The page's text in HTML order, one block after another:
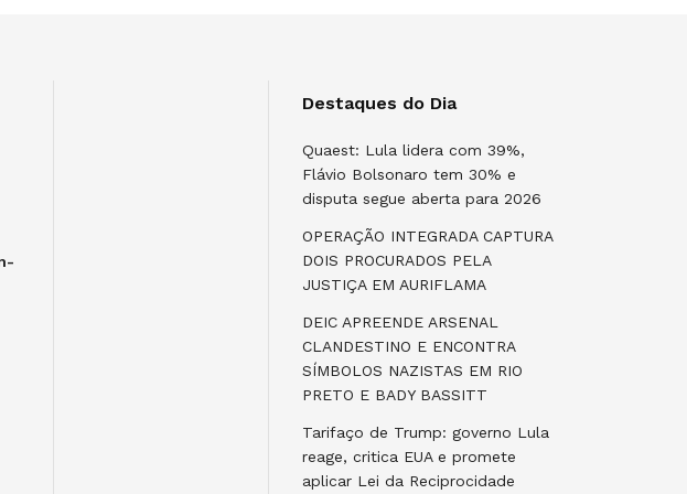
Destaques do Dia
Quaest: Lula lidera com 39%,
Flávio Bolsonaro tem 30% e
disputa segue aberta para 2026
OPERAÇÃO INTEGRADA CAPTURA
DOIS PROCURADOS PELA
JUSTIÇA EM AURIFLAMA
DEIC APREENDE ARSENAL
CLANDESTINO E ENCONTRA
SÍMBOLOS NAZISTAS EM RIO
PRETO E BADY BASSITT
Tarifaço de Trump: governo Lula
reage, critica EUA e promete
aplicar Lei da Reciprocidade